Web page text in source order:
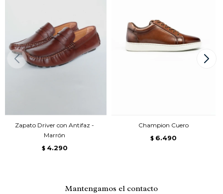
Zapato Driver con Antifaz -
Marrón
$ 4.290
Champion Cuero
$ 6.490
Mantengamos el contacto